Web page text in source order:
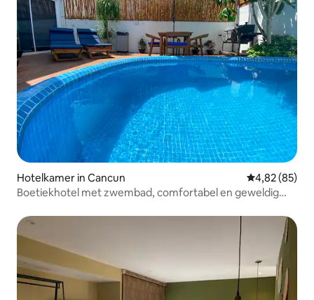
Hotelkamer in Cancun Gemiddelde
4,82 (85)
Boetiekhotel met zwembad, comfortabel en geweldig